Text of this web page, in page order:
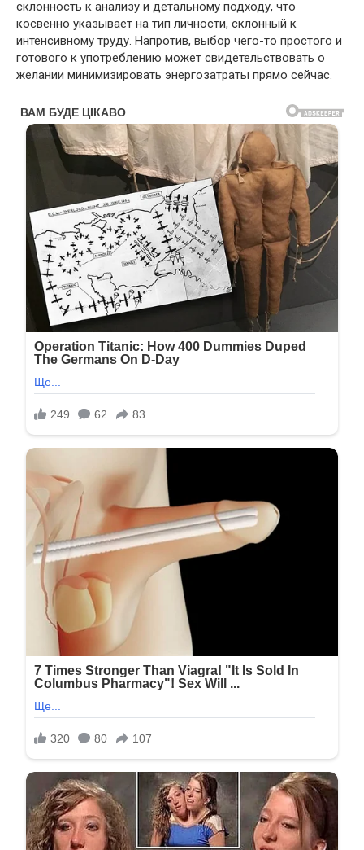
склонность к анализу и детальному подходу, что
косвенно указывает на тип личности, склонный к
интенсивному труду. Напротив, выбор чего-то простого и
готового к употреблению может свидетельствовать о
желании минимизировать энергозатраты прямо сейчас.